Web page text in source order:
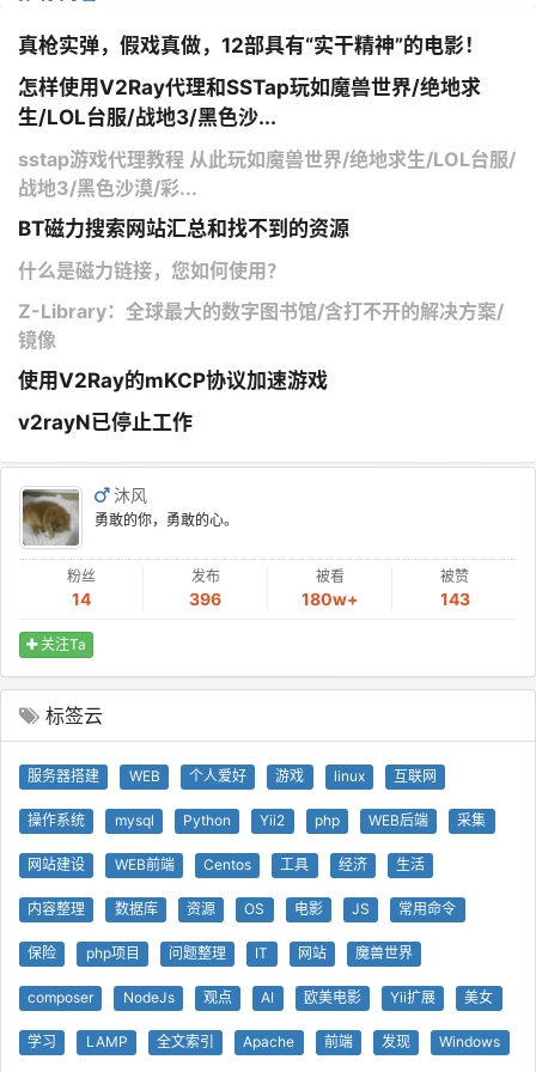
真枪实弹，假戏真做，12部具有“实干精神”的电影！
怎样使用V2Ray代理和SSTap玩如魔兽世界/绝地求
生/LOL台服/战地3/黑色沙...
sstap游戏代理教程 从此玩如魔兽世界/绝地求生/LOL台服/
战地3/黑色沙漠/彩...
BT磁力搜索网站汇总和找不到的资源
什么是磁力链接，您如何使用？
Z-Library：全球最大的数字图书馆/含打不开的解决方案/
镜像
使用V2Ray的mKCP协议加速游戏
v2rayN已停止工作
沐风
勇敢的你，勇敢的心。
粉丝
14
发布
396
被看
180w+
被赞
143
关注Ta
标签云
服务器搭建 WEB 个人爱好 游戏 linux 互联网
操作系统 mysql Python Yii2 php WEB后端 采集
网站建设 WEB前端 Centos 工具 经济 生活
内容整理 数据库 资源 OS 电影 JS 常用命令
保险 php项目 问题整理 IT 网站 魔兽世界
composer NodeJs 观点 AI 欧美电影 Yii扩展 美女
学习 LAMP 全文索引 Apache 前端 发现 Windows